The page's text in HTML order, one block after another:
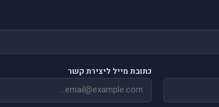
כתובת מייל ליצירת קשר